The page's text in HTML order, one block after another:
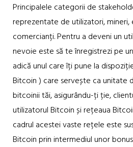
Principalele categorii de
reprezentate de utilizatori, mineri,
comercianți. Pentru a deveni un
nevoie este să te înregistrezi pe
adică unul care îți pune la
Bitcoin ) care servește ca unitate
bitcoinii tăi, asigurându-ți ție,
utilizatorul Bitcoin și rețeaua
cadrul acestei vaste rețele este
Bitcoin prin intermediul unor